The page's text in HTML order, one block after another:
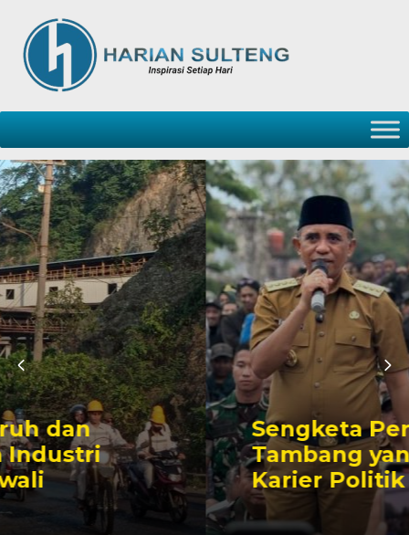
Sengketa Perizinan
Tambang yang Mengiringi
Karier Politik Anwar Hafid